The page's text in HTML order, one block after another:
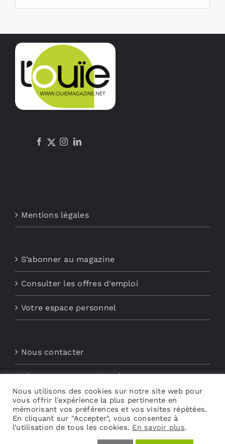
Mentions légales
S’abonner au magazine
Consulter les offres d’emploi
Votre espace personnel
Nous contacter
Abonnements aux Newsletters
Découvrez My Audio
Nous utilisons des cookies sur notre site web pour
vous offrir l'expérience la plus pertinente en
mémorisant vos préférences et vos visites répétées.
En cliquant sur "Accepter", vous consentez à
l'utilisation de tous les cookies. En savoir plus.